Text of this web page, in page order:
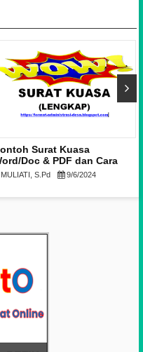
Surat Kuasa
Doc & PDF dan Cara
Surat Kuasa yang
MULIATI, S.Pd 9/6/2024